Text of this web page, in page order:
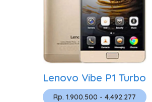
Lenovo Vibe P1 Turbo
Rp. 1.900.500 - 4.492.277